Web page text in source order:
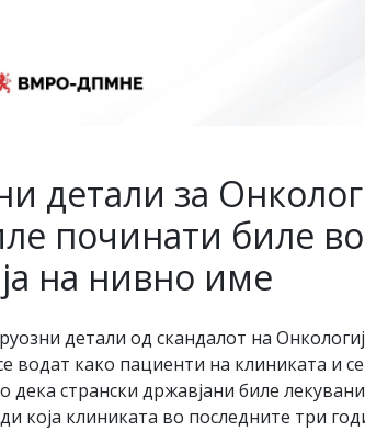
детали за
починати биле
на нивно име
детали од скандалот на
водат како пациенти на клиниката и
дека странски државјани биле
која клиниката во последните три